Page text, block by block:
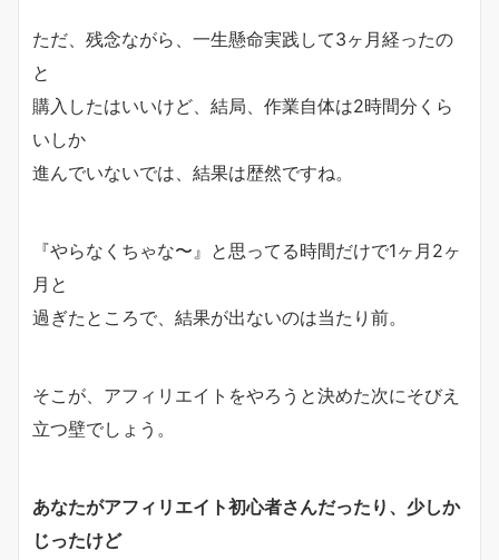
ただ、残念ながら、一生懸命実践して3ヶ月経ったの
と
購入したはいいけど、結局、作業自体は2時間分くら
いしか
進んでいないでは、結果は歴然ですね。
『やらなくちゃな〜』と思ってる時間だけで1ヶ月2ヶ
月と
過ぎたところで、結果が出ないのは当たり前。
そこが、アフィリエイトをやろうと決めた次にそびえ
立つ壁でしょう。
あなたがアフィリエイト初心者さんだったり、少しか
じったけど